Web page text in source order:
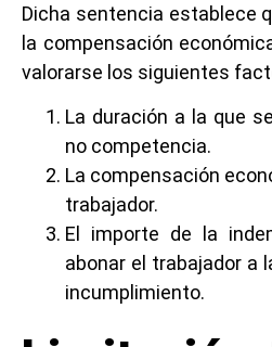
Dicha sentencia establece
la compensación
valorarse los siguientes
La duración a la que
no competencia.
La compensación
trabajador.
El importe de la
abonar el trabajador a
incumplimiento.